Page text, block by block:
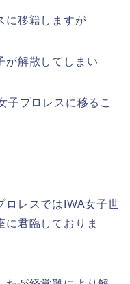
に移籍しますが
が解散してしまい
子プロレスに移るこ
ロレスではIWA女子世
に君臨しておりま